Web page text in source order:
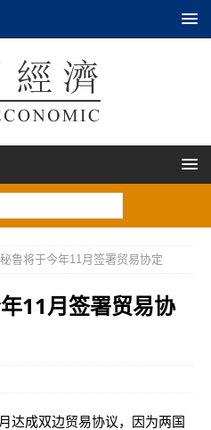
鲁将于今年11月签署贸易协定
11月签署贸易协
达成双边贸易协议，因为两国